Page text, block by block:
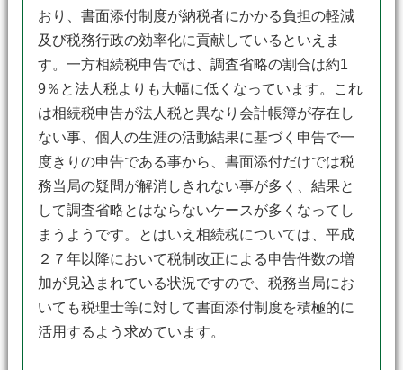
おり、書面添付制度が納税者にかかる負担の軽減
及び税務行政の効率化に貢献しているといえま
す。一方相続税申告では、調査省略の割合は約1
9％と法人税よりも大幅に低くなっています。これ
は相続税申告が法人税と異なり会計帳簿が存在し
ない事、個人の生涯の活動結果に基づく申告で一
度きりの申告である事から、書面添付だけでは税
務当局の疑問が解消しきれない事が多く、結果と
して調査省略とはならないケースが多くなってし
まうようです。とはいえ相続税については、平成
２７年以降において税制改正による申告件数の増
加が見込まれている状況ですので、税務当局にお
いても税理士等に対して書面添付制度を積極的に
活用するよう求めています。